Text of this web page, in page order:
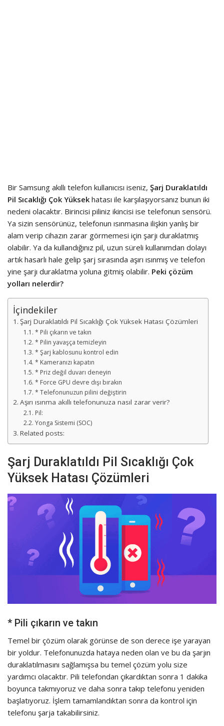
Bir Samsung akıllı telefon kullanıcısı iseniz, Şarj Duraklatıldı
Pil Sıcaklığı Çok Yüksek hatası ile karşılaşıyorsanız bunun iki
nedeni olacaktır. Birincisi piliniz ikincisi ise telefonun sensörü.
Ya sizin sensörünüz, telefonun ısınmasına ilişkin yanlış bir
alam verip cihazın zarar görmemesi için şarjı duraklatmış
olabilir. Ya da kullandığınız pil, uzun süreli kullanımdan dolayı
artık hasarlı hale gelip şarj sırasında aşırı ısınmış ve telefon
yine şarjı duraklatma yoluna gitmiş olabilir. Peki çözüm
yolları nelerdir?
İçindekiler
Şarj Duraklatıldı Pil Sıcaklığı Çok Yüksek Hatası Çözümleri
* Pili çıkarın ve takın
* Pilin yavaşça temizleyin
* Şarj kablosunu kontrol edin
* Kameranızı kapatın
* Priz değil duvarı deneyin
* Force GPU devre dışı bırakın
* Telefonunuzun pilini değiştirin
Aşırı ısınma akıllı telefonunuza nasıl zarar verir?
Pil:
Yonga Sistemi (SOC)
Related posts:
Şarj Duraklatıldı Pil Sıcaklığı Çok
Yüksek Hatası Çözümleri
* Pili çıkarın ve takın
Temel bir çözüm olarak görünse de son derece işe yarayan
bir yoldur. Telefonunuzda hataya neden olan ve bu da şarjın
duraklatılmasını sağlamışsa bu temel çözüm yolu size
yardımcı olacaktır. Pili telefondan çıkardıktan sonra 1 dakika
boyunca takmıyoruz ve daha sonra takıp telefonu yeniden
başlatıyoruz. İşlem tamamlandıktan sonra da kontrol için
telefonu şarja takabilirsiniz.